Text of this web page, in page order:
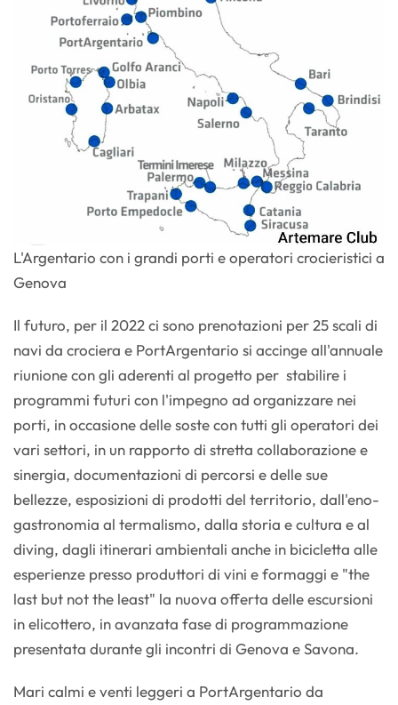
L'Argentario con i grandi porti e operatori crocieristici a
Genova
Il futuro, per il 2022 ci sono prenotazioni per 25 scali di
navi da crociera e PortArgentario si accinge all'annuale
riunione con gli aderenti al progetto per stabilire i
programmi futuri con l'impegno ad organizzare nei
porti, in occasione delle soste con tutti gli operatori dei
vari settori, in un rapporto di stretta collaborazione e
sinergia, documentazioni di percorsi e delle sue
bellezze, esposizioni di prodotti del territorio, dall'eno-
gastronomia al termalismo, dalla storia e cultura e al
diving, dagli itinerari ambientali anche in bicicletta alle
esperienze presso produttori di vini e formaggi e "the
last but not the least" la nuova offerta delle escursioni
in elicottero, in avanzata fase di programmazione
presentata durante gli incontri di Genova e Savona.
Mari calmi e venti leggeri a PortArgentario da